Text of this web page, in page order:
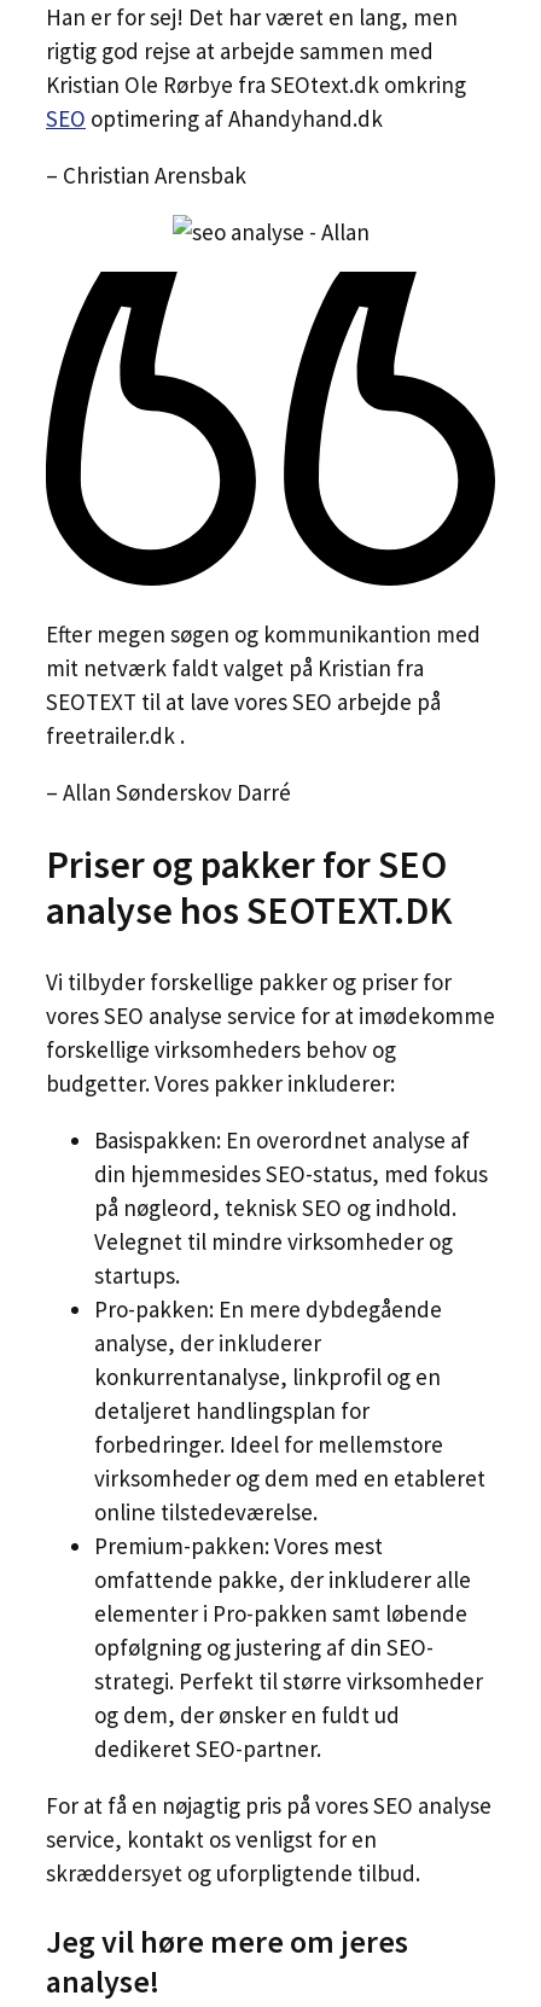
Han er for sej! Det har været en lang, men
rigtig god rejse at arbejde sammen med
Kristian Ole Rørbye fra SEOtext.dk omkring
SEO optimering af Ahandyhand.dk
– Christian Arensbak
Efter megen søgen og kommunikantion med
mit netværk faldt valget på Kristian fra
SEOTEXT til at lave vores SEO arbejde på
freetrailer.dk .
– Allan Sønderskov Darré
Priser og pakker for SEO
analyse hos SEOTEXT.DK
Vi tilbyder forskellige pakker og priser for
vores SEO analyse service for at imødekomme
forskellige virksomheders behov og
budgetter. Vores pakker inkluderer:
Basispakken: En overordnet analyse af
din hjemmesides SEO-status, med fokus
på nøgleord, teknisk SEO og indhold.
Velegnet til mindre virksomheder og
startups.
Pro-pakken: En mere dybdegående
analyse, der inkluderer
konkurrentanalyse, linkprofil og en
detaljeret handlingsplan for
forbedringer. Ideel for mellemstore
virksomheder og dem med en etableret
online tilstedeværelse.
Premium-pakken: Vores mest
omfattende pakke, der inkluderer alle
elementer i Pro-pakken samt løbende
opfølgning og justering af din SEO-
strategi. Perfekt til større virksomheder
og dem, der ønsker en fuldt ud
dedikeret SEO-partner.
For at få en nøjagtig pris på vores SEO analyse
service, kontakt os venligst for en
skræddersyet og uforpligtende tilbud.
Jeg vil høre mere om jeres
analyse!